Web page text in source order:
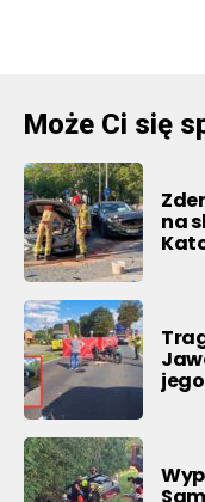
Może Ci się
na